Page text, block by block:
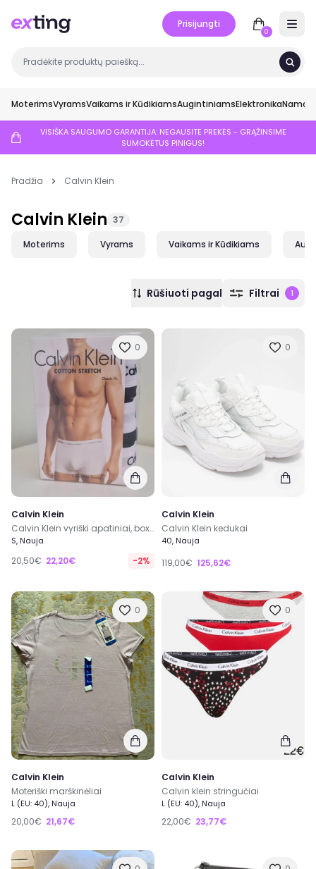
Prisijungti
0
MoterimsVyramsVaikams ir KūdikiamsAugintiniamsElektronikaNamai
VISIŠKA SAUGUMO GARANTIJA: NEGAUSITE PREKĖS - GRĄŽINSIME
SUMOKĖTUS PINIGUS!
Pradžia Calvin Klein
Calvin Klein 37
Moterims Vyrams Vaikams ir Kūdikiams
Rūšiuoti pagal Filtrai 1
0
Calvin Klein
Calvin Klein vyriški apatiniai, boxeriai
S, Nauja
20,50€ 22,20€ -2%
0
Calvin Klein
Calvin Klein kedukai
40, Nauja
119,00€ 125,62€
0
Calvin Klein
Moteriški marškinėliai
L (EU: 40), Nauja
20,00€ 21,67€
0
Calvin Klein
Calvin klein stringučiai
L (EU: 40), Nauja
22,00€ 23,77€